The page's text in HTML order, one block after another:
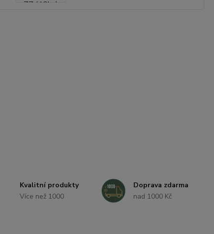
Kvalitní produkty
Více než 1000
Doprava zdarma
nad 1000 Kč